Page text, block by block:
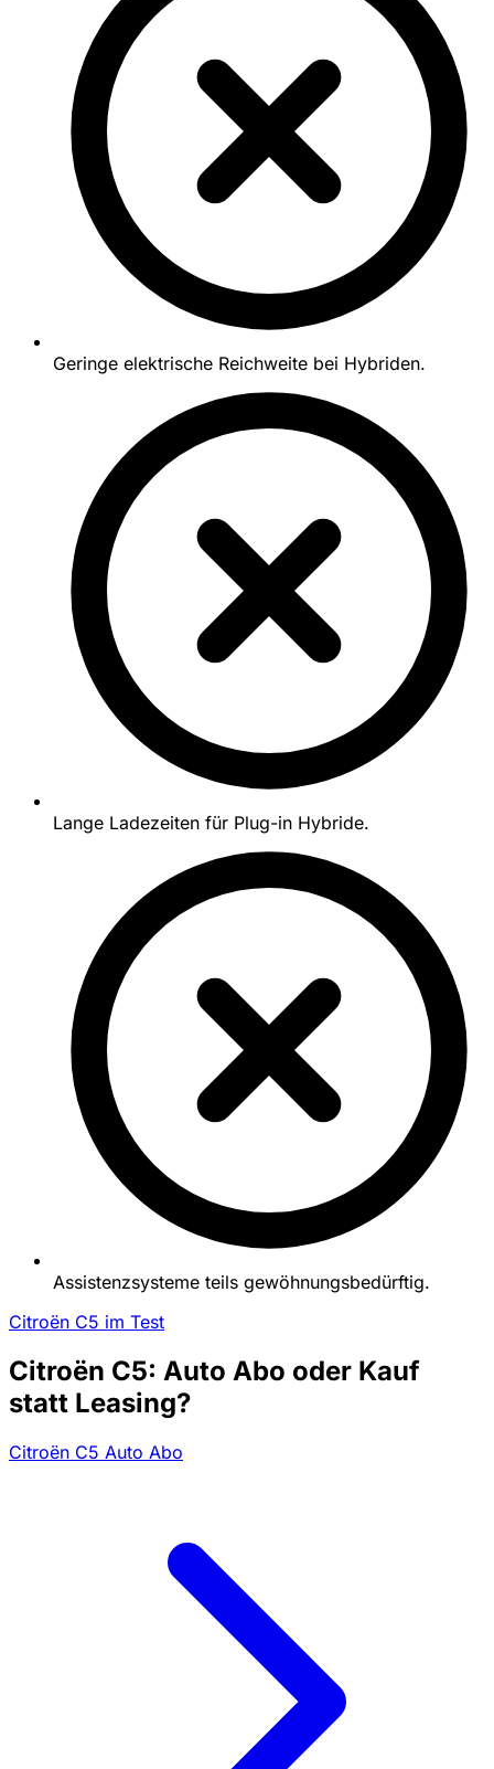
Geringe elektrische Reichweite bei Hybriden.
Lange Ladezeiten für Plug-in Hybride.
Assistenzsysteme teils gewöhnungsbedürftig.
Citroën C5 im Test
Citroën C5: Auto Abo oder Kauf
statt Leasing?
Citroën C5 Auto Abo